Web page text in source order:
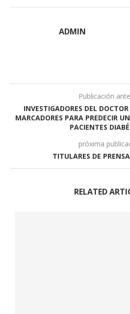
ADMIN
Publicación
INVESTIGADORES DEL
MARCADORES PARA PREDECIR
PACIENTES
próxima
TITULARES DE
RELATED